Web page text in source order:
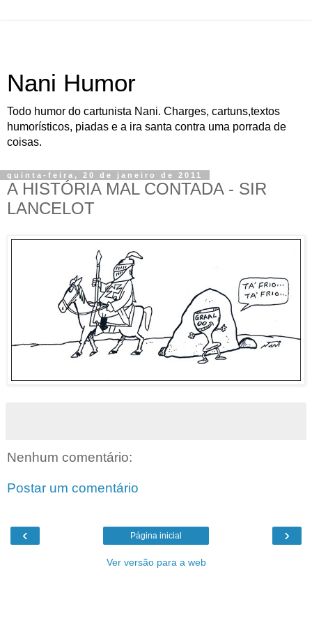
Nani Humor
Todo humor do cartunista Nani. Charges, cartuns,textos
humorísticos, piadas e a ira santa contra uma porrada de
coisas.
quinta-feira, 20 de janeiro de 2011
A HISTÓRIA MAL CONTADA - SIR
LANCELOT
Nenhum comentário:
Postar um comentário
‹ ›
Página inicial
Ver versão para a web